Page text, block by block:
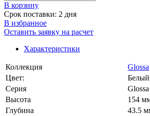
В корзинy
Срок поставки: 2 дня
В избранное
Оставить заявку на расчет
Характеристики
Коллекция
Glossa
Цвет:
Белый
Серия
Glossa
Высота
154
Глубина
43.5